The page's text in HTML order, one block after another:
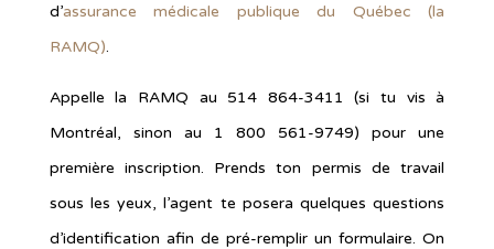
d’assurance médicale publique du Québec (la
RAMQ).
Appelle la RAMQ au 514 864-3411 (si tu vis à
Montréal, sinon au 1 800 561-9749) pour une
première inscription. Prends ton permis de travail
sous les yeux, l’agent te posera quelques questions
d’identification afin de pré-remplir un formulaire. On